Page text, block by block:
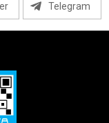
Telegram